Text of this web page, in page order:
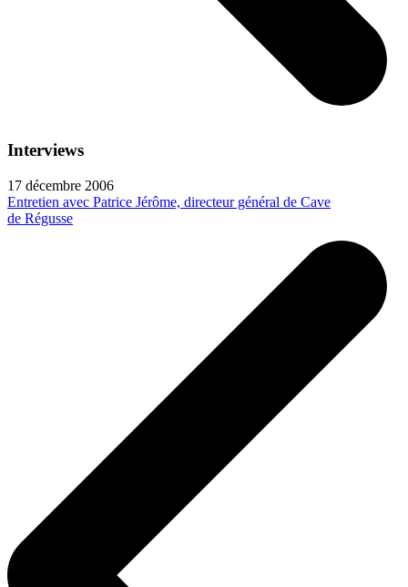
Interviews
17 décembre 2006
Entretien avec Patrice Jérôme, directeur général de Cave
de Régusse